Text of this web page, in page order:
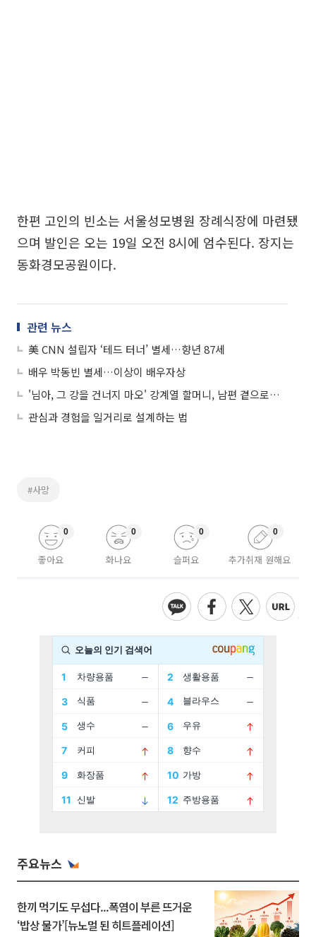
한편 고인의 빈소는 서울성모병원 장례식장에 마련됐
으며 발인은 오는 19일 오전 8시에 엄수된다. 장지는
동화경모공원이다.
관련 뉴스
美 CNN 설립자 ‘테드 터너’ 별세…향년 87세
배우 박동빈 별세…이상이 배우자상
'님아, 그 강을 건너지 마오' 강계열 할머니, 남편 곁으로⋯향년101세로 별세
관심과 경험을 일거리로 설계하는 법
#사망
좋아요
0
화나요
0
슬퍼요
0
추가취재 원해요
0
주요뉴스
한끼 먹기도 무섭다...폭염이 부른 뜨거운
‘밥상 물가’[뉴노멀 된 히트플레이션]